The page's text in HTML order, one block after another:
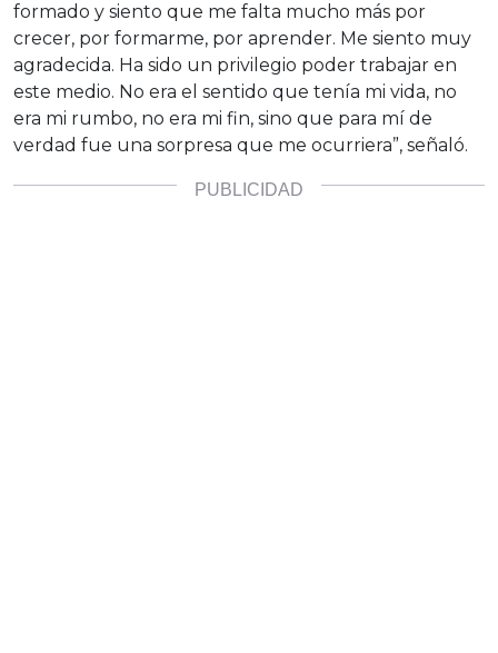
formado y siento que me falta mucho más por
crecer, por formarme, por aprender. Me siento muy
agradecida. Ha sido un privilegio poder trabajar en
este medio. No era el sentido que tenía mi vida, no
era mi rumbo, no era mi fin, sino que para mí de
verdad fue una sorpresa que me ocurriera”, señaló.